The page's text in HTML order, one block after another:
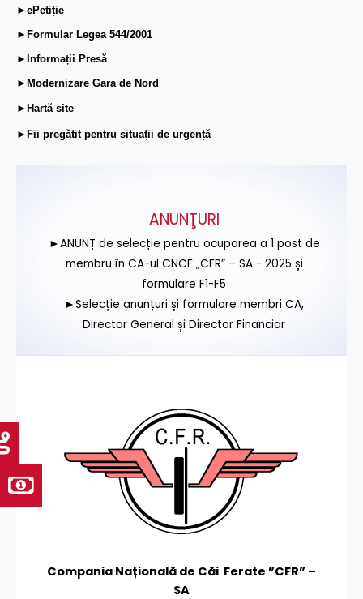
►ePetiție
►Formular Legea 544/2001
►Informații Presă
►Modernizare Gara de Nord
►Hartă site
►Fii pregătit pentru situații de urgență
ANUNŢURI
►ANUNȚ de selecție pentru ocuparea a 1 post de
membru în CA-ul CNCF „CFR” – SA - 2025 și
formulare F1-F5
►Selecție anunțuri și formulare membri CA,
Director General și Director Financiar
Compania Națională de Căi Ferate ”CFR” –
SA